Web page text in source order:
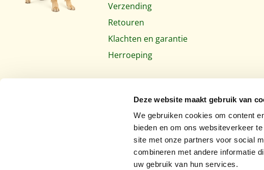
Deze website maakt gebruik van
We gebruiken cookies om content
bieden en om ons websiteverkeer
site met onze partners voor social
combineren met andere informatie
uw gebruik van hun services.
Verzending
Retouren
Klachten en garantie
Herroeping